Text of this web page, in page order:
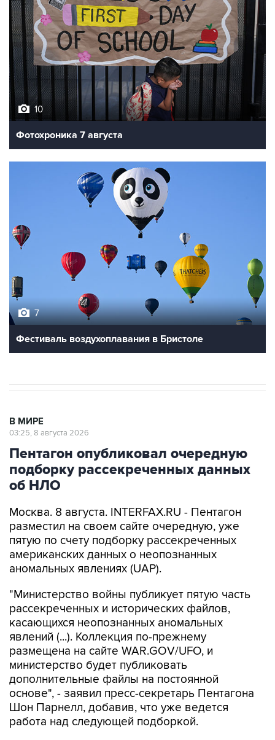
10
Фотохроника 7 августа
7
Фестиваль воздухоплавания в Бристоле
В МИРЕ
03:25, 8 августа 2026
Пентагон опубликовал очередную
подборку рассекреченных данных
об НЛО
Москва. 8 августа. INTERFAX.RU - Пентагон
разместил на своем сайте очередную, уже
пятую по счету подборку рассекреченных
американских данных о неопознанных
аномальных явлениях (UAP).
"Министерство войны публикует пятую часть
рассекреченных и исторических файлов,
касающихся неопознанных аномальных
явлений (...). Коллекция по-прежнему
размещена на сайте WAR.GOV/UFO, и
министерство будет публиковать
дополнительные файлы на постоянной
основе", - заявил пресс-секретарь Пентагона
Шон Парнелл, добавив, что уже ведется
работа над следующей подборкой.